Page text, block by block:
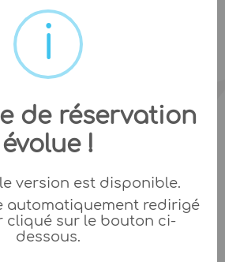
de réservation
évolue !
version est disponible.
automatiquement redirigé
cliqué sur le bouton ci-
dessous.